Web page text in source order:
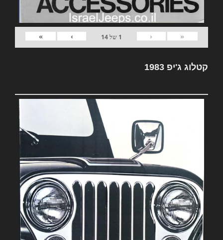
«
‹
1 של14
›
»
קטלוג ג'יפ 1983